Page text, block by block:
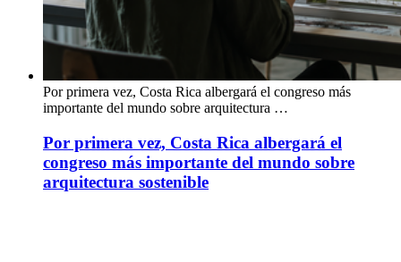
Por primera vez, Costa Rica albergará el congreso más
importante del mundo sobre arquitectura …
Por primera vez, Costa Rica albergará el
congreso más importante del mundo sobre
arquitectura sostenible